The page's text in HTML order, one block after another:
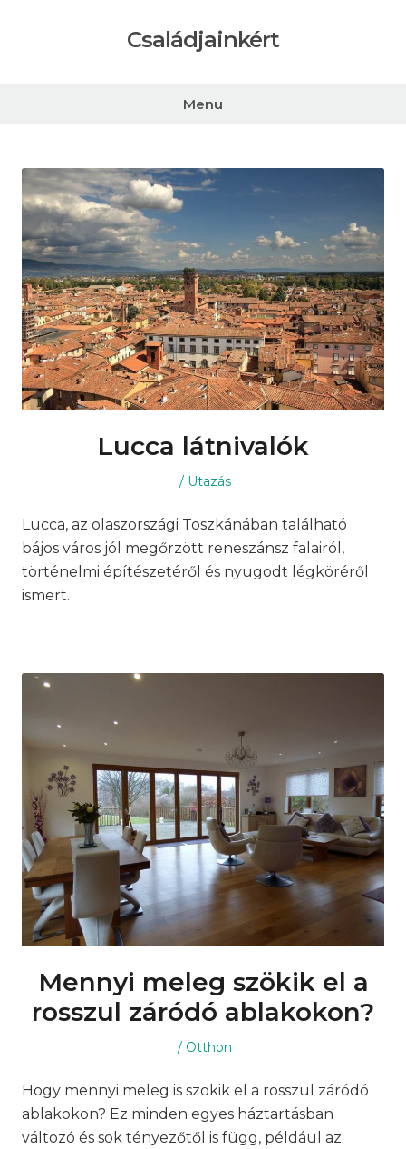
Családjainkért
Menu
Lucca látnivalók
Posted
Posted
Utazás
Lucca, az olaszországi Toszkánában található
bájos város jól megőrzött reneszánsz falairól,
történelmi építészetéről és nyugodt légköréről
ismert.
Mennyi meleg szökik el a
rosszul záródó ablakokon?
Posted
Posted
Otthon
Hogy mennyi meleg is szökik el a rosszul záródó
ablakokon? Ez minden egyes háztartásban
változó és sok tényezőtől is függ, például az